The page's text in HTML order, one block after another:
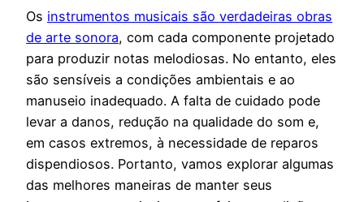
Os instrumentos musicais são verdadeiras obras
de arte sonora, com cada componente projetado
para produzir notas melodiosas. No entanto, eles
são sensíveis a condições ambientais e ao
manuseio inadequado. A falta de cuidado pode
levar a danos, redução na qualidade do som e,
em casos extremos, à necessidade de reparos
dispendiosos. Portanto, vamos explorar algumas
das melhores maneiras de manter seus